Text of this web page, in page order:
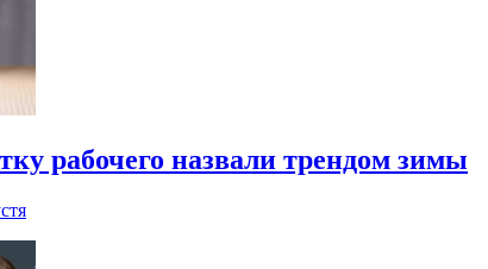
рабочего назвали трендом зимы